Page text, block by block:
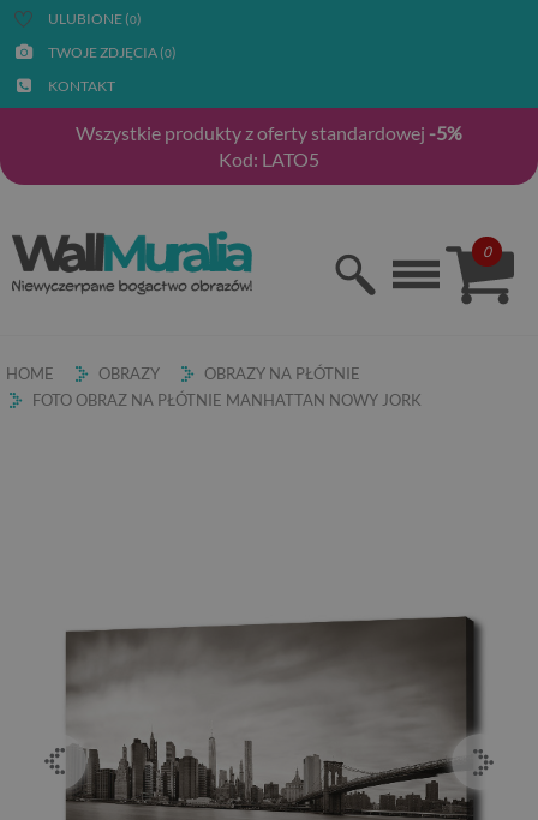
ULUBIONE (0)
TWOJE ZDJĘCIA (0)
KONTAKT
Wszystkie produkty z oferty standardowej -5%
Kod: LATO5
0
HOME OBRAZY
OBRAZY NA PŁÓTNIE
FOTO OBRAZ NA PŁÓTNIE MANHATTAN NOWY JORK